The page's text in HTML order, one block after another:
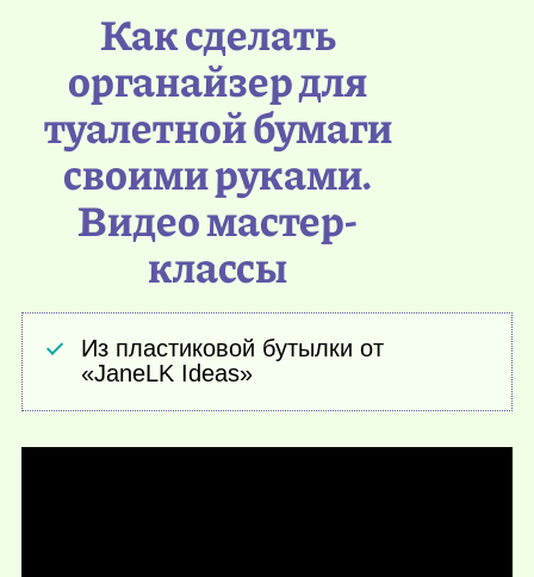
Как сделать
органайзер для
туалетной бумаги
своими руками.
Видео мастер-
классы
Из пластиковой бутылки от
«JaneLK Ideas»